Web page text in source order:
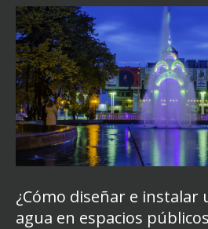
¿Cómo diseñar e instalar
agua en espacios